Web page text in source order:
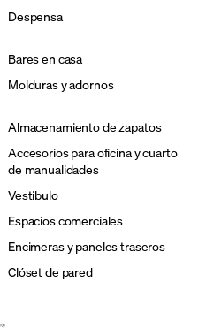
Despensa
Bares en casa
Molduras y adornos
Almacenamiento de zapatos
Accesorios para oficina y cuarto
de manualidades
Vestibulo
Espacios comerciales
Encimeras y paneles traseros
Clóset de pared